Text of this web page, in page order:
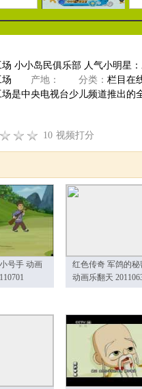
小小岛民俱乐部 人气小明星：
产地： 分类： 栏目在
是中央电视台少儿频道推出的
10 视频打分
号手 动画
红色传奇 军鸽的秘
动画乐翻天